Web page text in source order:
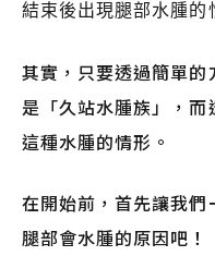
結束後出現腿部水腫的
其實，只要透過簡單
是「久站水腫族」，
這種水腫的情形。
在開始前，首先讓我們
腿部會水腫的原因吧！